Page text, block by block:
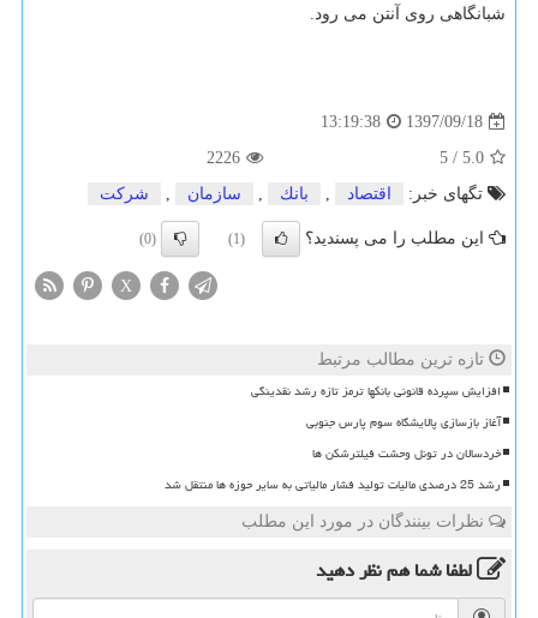
شبانگاهی روی آنتن می رود.
1397/09/18
13:19:38
5.0
/
5
2226
تگهای خبر:
اقتصاد , بانك , سازمان , شركت
این مطلب را می پسندید؟ (1)
(0)
X
تازه ترین مطالب مرتبط
افزایش سپرده قانونی بانکها ترمز تازه رشد نقدینگی
آغاز بازسازی پالایشگاه سوم پارس جنوبی
خردسالان در تونل وحشت فیلترشکن ها
رشد 25 درصدی مالیات تولید فشار مالیاتی به سایر حوزه ها منتقل شد
نظرات بینندگان در مورد این مطلب
لطفا شما همنظر دهید